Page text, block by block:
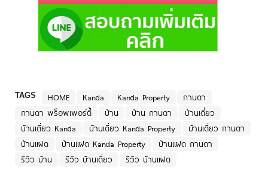
TAGS HOME Kanda Kanda Property
กานดา
กานดา พร็อพเพอร์ตี้
บ้าน บ้าน กานดา
บ้านเดี่ยว
บ้านเดี่ยว Kanda
บ้านเดี่ยว Kanda Property
บ้านเดี่ยว กานดา
บ้านแฝด
บ้านแฝด Kanda Property
บ้านแฝด กานดา
รีวิว บ้าน
รีวิว บ้านเดี่ยว รีวิว บ้านแฝด